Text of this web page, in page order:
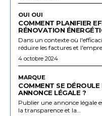
OUI OUI
COMMENT PLANIFIER
RÉNOVATION
Dans un contexte où
réduire les factures et
4 octobre 2024
MARQUE
COMMENT SE
ANNONCE LÉGALE ?
Publier une annonce légale
la transparence et la...